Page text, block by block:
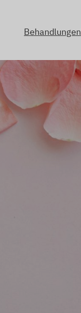
Behandlungen